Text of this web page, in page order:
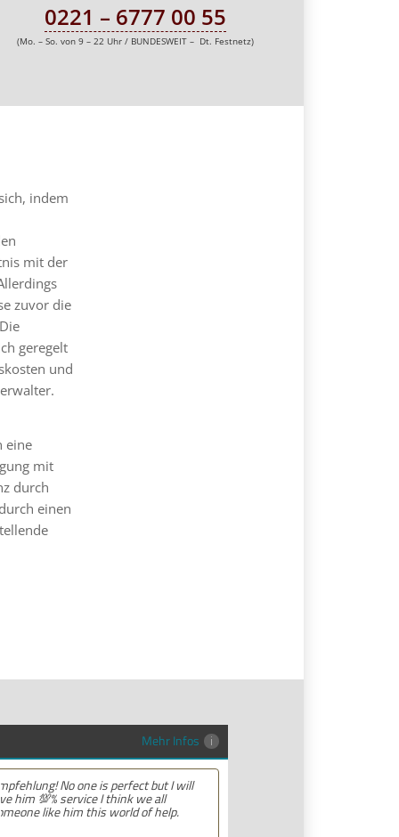
0221 – 6777 00 55
(Mo. – So. von 9 – 22 Uhr / BUNDESWEIT – Dt. Festnetz)
indem
mit der
zuvor die
geregelt
und
eine
mit
durch
einen
Mehr Infos
Empfehlung! Ich habe sehr gute
Erfahrungen mit dieser Anwaltskanzlei
gemacht. Die Mitarbeiter waren
professionell, hilfsbereit und haben